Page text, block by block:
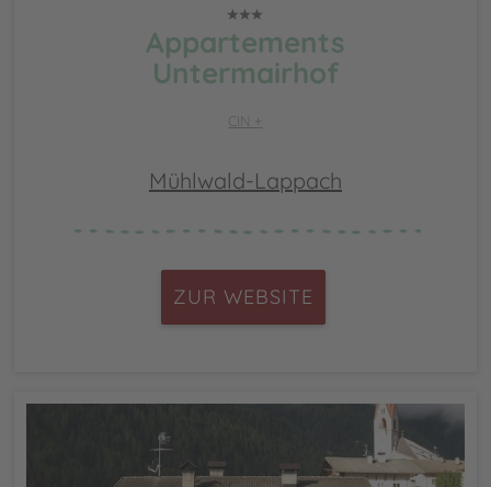
Appartements
Untermairhof
CIN +
Mühlwald-Lappach
ZUR WEBSITE